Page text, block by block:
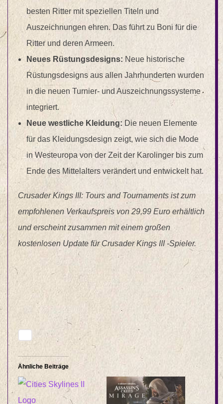
besten Ritter mit speziellen Titeln und
Auszeichnungen ehren. Das führt zu Boni für die
Ritter und deren Armeen.
Neues Rüstungsdesigns: Neue historische
Rüstungsdesigns aus allen Jahrhunderten wurden
in die neuen Turnier- und Auszeichnungssysteme
integriert.
Neue westliche Kleidung: Die neuen Elemente
für das Kleidungsdesign zeigt, wie sich die Mode
in Westeuropa von der Zeit der Karolinger bis zum
Ende des Mittelalters verändert und entwickelt hat.
Crusader Kings III: Tours and Tournaments ist zum
empfohlenen Verkaufspreis von 29,99 Euro erhältlich
und erscheint zusammen mit einem großen
kostenlosen Update für Crusader Kings III -Spieler.
Ähnliche Beiträge